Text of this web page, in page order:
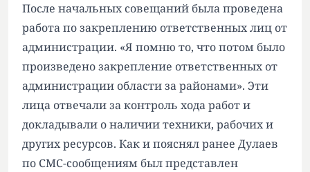
После начальных совещаний была проведена
работа по закреплению ответственных лиц от
администрации. «Я помню то, что потом было
произведено закрепление ответственных от
администрации области за районами». Эти
лица отвечали за контроль хода работ и
докладывали о наличии техники, рабочих и
других ресурсов. Как и пояснял ранее Дулаев
по СМС-сообщениям был представлен